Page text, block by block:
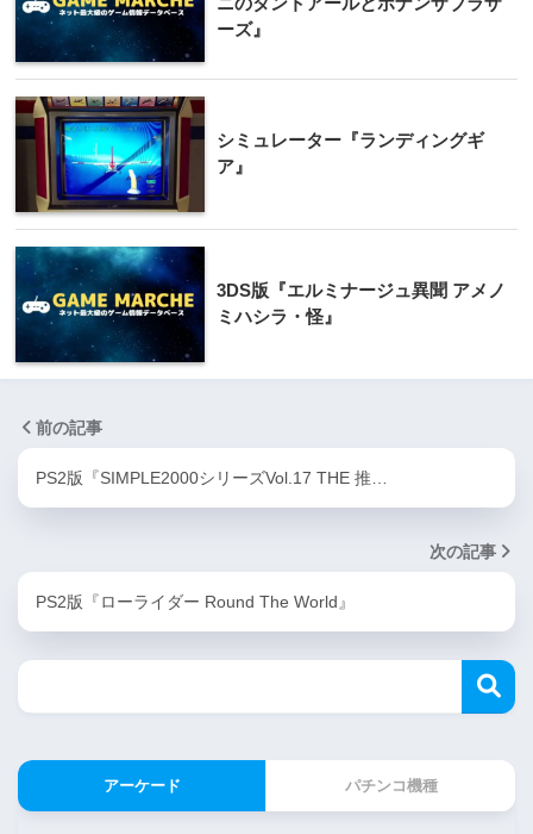
ーズ』
シミュレーター『ランディングギ
ア』
3DS版『エルミナージュ異聞 アメノ
ミハシラ・怪』
前の記事
PS2版『SIMPLE2000シリーズVol.17 THE 推…
次の記事
PS2版『ローライダー Round The World』
アーケード パチンコ機種